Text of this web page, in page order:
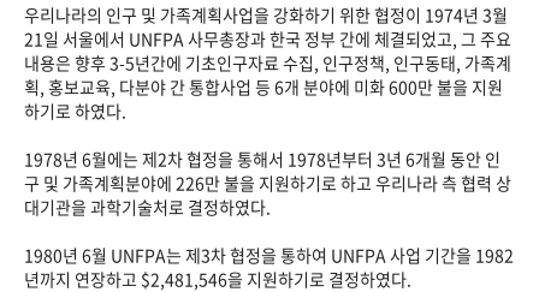
우리나라의 인구 및 가족계획사업을 강화하기 위한 협정이 1974년 3월
21일 서울에서 UNFPA 사무총장과 한국 정부 간에 체결되었고, 그 주요
내용은 향후 3-5년간에 기초인구자료 수집, 인구정책, 인구동태, 가족계
획, 홍보교육, 다분야 간 통합사업 등 6개 분야에 미화 600만 불을 지원
하기로 하였다.
1978년 6월에는 제2차 협정을 통해서 1978년부터 3년 6개월 동안 인
구 및 가족계획분야에 226만 불을 지원하기로 하고 우리나라 측 협력 상
대기관을 과학기술처로 결정하였다.
1980년 6월 UNFPA는 제3차 협정을 통하여 UNFPA 사업 기간을 1982
년까지 연장하고 $2,481,546을 지원하기로 결정하였다.